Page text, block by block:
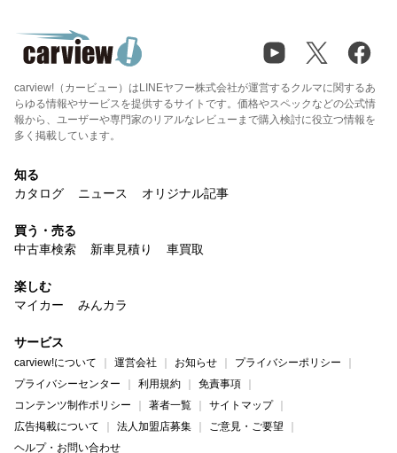
carview!（カービュー）はLINEヤフー株式会社が運営するクルマに関するあ
らゆる情報やサービスを提供するサイトです。価格やスペックなどの公式情
報から、ユーザーや専門家のリアルなレビューまで購入検討に役立つ情報を
多く掲載しています。
知る
カタログ
ニュース オリジナル記事
買う・売る
中古車検索
新車見積り 車買取
楽しむ
マイカー
みんカラ
サービス
carview!について 運営会社 お知らせ
プライバシーポリシー
プライバシーセンター
利用規約
免責事項
コンテンツ制作ポリシー
著者一覧
サイトマップ
広告掲載について
法人加盟店募集
ご意見・ご要望
ヘルプ・お問い合わせ